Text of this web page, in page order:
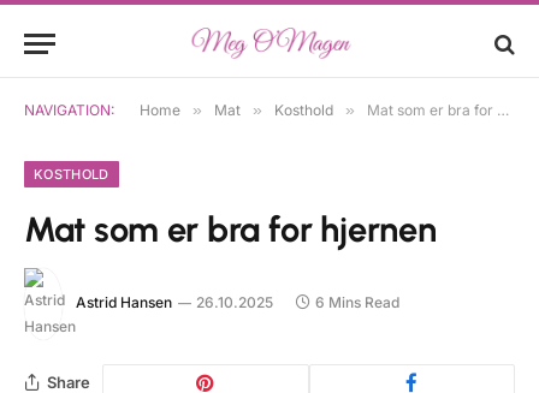
NAVIGATION: Home » Mat » Kosthold » Mat som er bra for hjernen
KOSTHOLD
Mat som er bra for hjernen
Astrid Hansen 26.10.2025 6 Mins Read
Share